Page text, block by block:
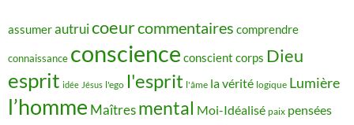
assumerautruicoeurcommentaires comprendre
connaissance conscience conscient corps Dieu
esprit idée Jésus l'ego l'esprit l'âme la vérité logique Lumière
l’homme Maîtres mental Moi-Idéalisé paix pensées